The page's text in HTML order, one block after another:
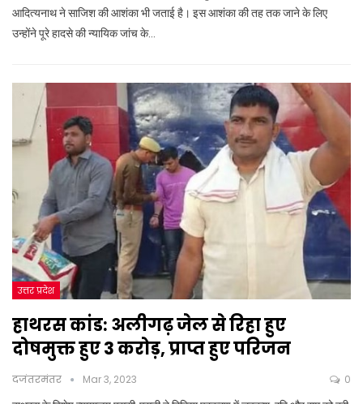
आदित्यनाथ ने साजिश की आशंका भी जताई है। इस आशंका की तह तक जाने के लिए
उन्होंने पूरे हादसे की न्यायिक जांच के…
उत्तर प्रदेश
हाथरस कांड: अलीगढ़ जेल से रिहा हुए
दोषमुक्त हुए 3 करोड़, प्राप्त हुए परिजन
दजंतरमंतर Mar 3, 2023 0